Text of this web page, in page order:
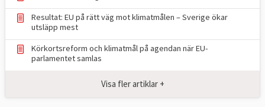
och mark (LULUCF).
TABELL 1.
Klimat och
Läge i EU
2024
Mål 2030
Resultat: EU på rätt väg mot klimatmålen – Sverige ökar
utsläpp mest
Körkortsreform och klimatmål på agendan när EU-
parlamentet samlas
Visa fler artiklar +